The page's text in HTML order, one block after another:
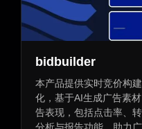
bidbuilder
本产品提供实时竞价构
化，基于AI生成广告素
告表现，包括点击率、